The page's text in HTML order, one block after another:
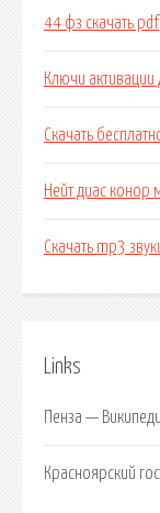
44 фз скачать pdf
Ключи
Скачать
Нейт диас конор
Скачать mp3
Links
Пенза —
Красноярский